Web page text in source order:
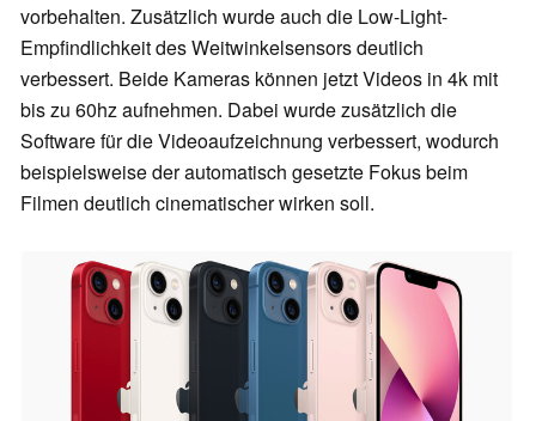
vorbehalten. Zusätzlich wurde auch die Low-Light-
Empfindlichkeit des Weitwinkelsensors deutlich
verbessert. Beide Kameras können jetzt Videos in 4k mit
bis zu 60hz aufnehmen. Dabei wurde zusätzlich die
Software für die Videoaufzeichnung verbessert, wodurch
beispielsweise der automatisch gesetzte Fokus beim
Filmen deutlich cinematischer wirken soll.